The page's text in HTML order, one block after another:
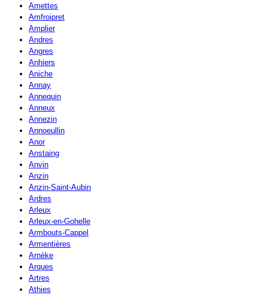
Amettes
Amfroipret
Amplier
Andres
Angres
Anhiers
Aniche
Annay
Annequin
Anneux
Annezin
Annoeullin
Anor
Anstaing
Anvin
Anzin
Anzin-Saint-Aubin
Ardres
Arleux
Arleux-en-Gohelle
Armbouts-Cappel
Armentières
Arnèke
Arques
Artres
Athies